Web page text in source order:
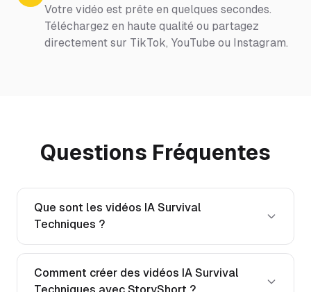
Votre vidéo est prête en quelques secondes.
Téléchargez en haute qualité ou partagez
directement sur TikTok, YouTube ou Instagram.
Questions Fréquentes
Que sont les vidéos IA Survival
Techniques ?
Comment créer des vidéos IA Survival
Techniques avec StoryShort ?